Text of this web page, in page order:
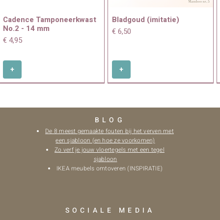
Cadence Tamponeerkwast
No.2 - 14 mm
Prijs
€ 4,95
+
Bladgoud (imitatie)
Prijs
€ 6,50
+
Metallic(70 ml) - Meerdere
No. 4 - 20 mm
BLOG
De 8 meest gemaakte fouten bij het verven met
een sjabloon (en hoe ze voorkomen)
Zo verf je jouw vloertegels met een tegel
sjabloon
IKEA meubels omtoveren (INSPIRATIE)
SOCIALE MEDIA